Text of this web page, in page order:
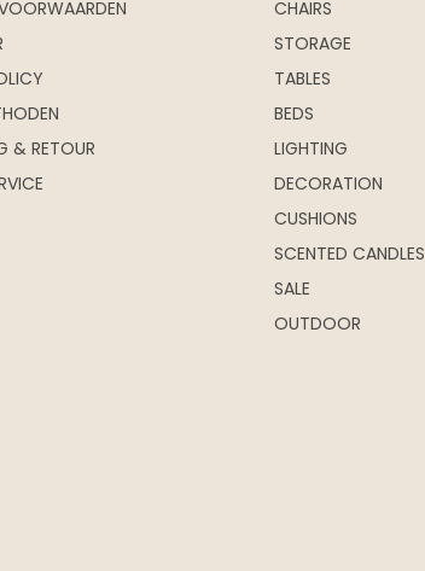
& RETOUR
CHAIRS
STORAGE
TABLES
BEDS
LIGHTING
DECORATION
CUSHIONS
SCENTED CANDLES
SALE
OUTDOOR